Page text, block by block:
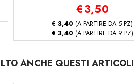
€3,50
€ 3,40 (A PARTIRE DA 5 PZ)
€ 3,40 (A PARTIRE DA 9 PZ)
ANCHE QUESTI ARTICOLI